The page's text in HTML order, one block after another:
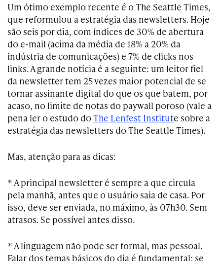
Um ótimo exemplo recente é o The Seattle Times,
que reformulou a estratégia das newsletters. Hoje
são seis por dia, com índices de 30% de abertura
do e-mail (acima da média de 18% a 20% da
indústria de comunicações) e 7% de clicks nos
links. A grande notícia é a seguinte: um leitor fiel
da newsletter tem 25 vezes maior potencial de se
tornar assinante digital do que os que batem, por
acaso, no limite de notas do paywall poroso (vale a
pena ler o estudo do The Lenfest Institute sobre a
estratégia das newsletters do The Seattle Times).
Mas, atenção para as dicas:
* A principal newsletter é sempre a que circula
pela manhã, antes que o usuário saia de casa. Por
isso, deve ser enviada, no máximo, às 07h30. Sem
atrasos. Se possível antes disso.
* A linguagem não pode ser formal, mas pessoal.
Falar dos temas básicos do dia é fundamental: se